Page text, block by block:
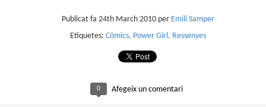
Publicat fa 24th March 2010per Emili Samper
Etiquetes: Còmics Power Girl Ressenyes
0 Afegeix un comentari
Club de lectura de còmics: estiu de 2025
Arriba la caloreta i és un bon moment per endinsar-nos en les lectures